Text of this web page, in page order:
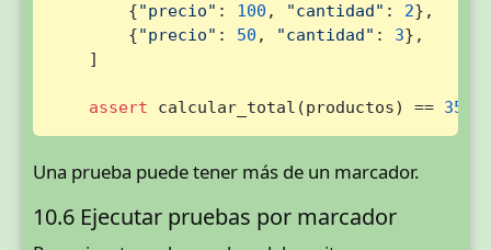
        {
"precio" : 100 , "cantidad" : 2},
        {
"precio" : 50 , "cantidad" : 3},
    ]
assert calcular_total(productos) == 350
Una prueba puede tener más de un marcador.
10.6 Ejecutar pruebas por marcador